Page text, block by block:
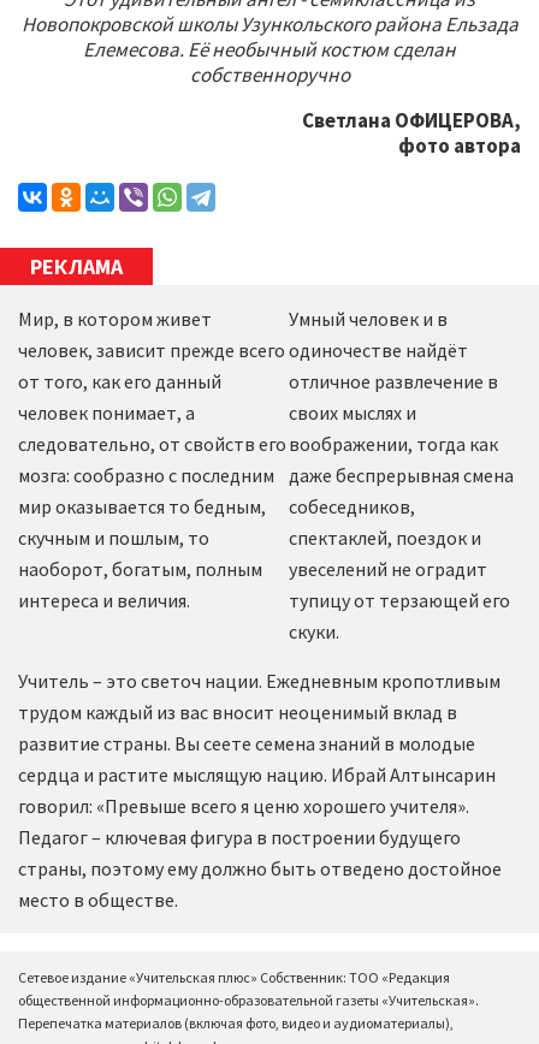
Новопокровской школы Узункольского района Ельзада
Елемесова. Её необычный костюм сделан
собственноручно
Светлана ОФИЦЕРОВА,
фото автора
РЕКЛАМА
Мир, в котором живет
человек, зависит прежде всего
от того, как его данный
человек понимает, а
следовательно, от свойств его
мозга: сообразно с последним
мир оказывается то бедным,
скучным и пошлым, то
наоборот, богатым, полным
интереса и величия.
Умный человек и в
одиночестве найдёт
отличное развлечение в
своих мыслях и
воображении, тогда как
даже беспрерывная смена
собеседников,
спектаклей, поездок и
увеселений не оградит
тупицу от терзающей его
скуки.
Учитель – это светоч нации. Ежедневным кропотливым
трудом каждый из вас вносит неоценимый вклад в
развитие страны. Вы сеете семена знаний в молодые
сердца и растите мыслящую нацию. Ибрай Алтынсарин
говорил: «Превыше всего я ценю хорошего учителя».
Педагог – ключевая фигура в построении будущего
страны, поэтому ему должно быть отведено достойное
место в обществе.
Сетевое издание «Учительская плюс» Собственник: ТОО «Редакция
общественной информационно-образовательной газеты «Учительская».
Перепечатка материалов (включая фото, видео и аудиоматериалы),